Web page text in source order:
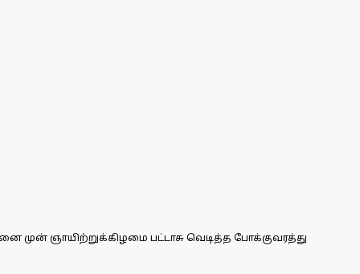
முன் ஞாயிற்றுக்கிழமை பட்டாசு வெடித்த போக்குவரத்து